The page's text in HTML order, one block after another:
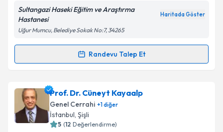
Sultangazi Haseki Eğitim ve Araştırma
Hastanesi
Haritada Göster
Uğur Mumcu, Belediye Sokak No:7, 34265
Randevu Talep Et
Randevu Takvimi Talebi
Doç. Dr. Özlem Zeliha Sertiçin randevu takvimi
talebi oluşturun. Size bu uzmandan randevu almanız
için bir takvim hazırlandığında e-posta ile
bilgilendireceğiz.
Prof. Dr. Cüneyt Kayaalp
Genel Cerrahi +1diğer
İstanbul, Şişli
5 (12 Değerlendirme)